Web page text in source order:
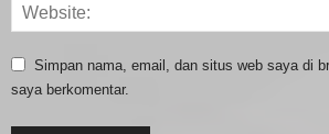
Simpan nama, email, dan situs web saya di
saya berkomentar.